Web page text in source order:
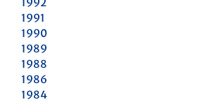
1991
1990
1989
1988
1986
1984